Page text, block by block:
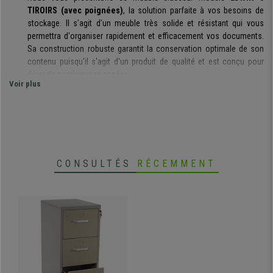
TIROIRS (avec poignées), la solution parfaite à vos besoins de
stockage. Il s'agit d'un meuble très solide et résistant qui vous
permettra d'organiser rapidement et efficacement vos documents.
Sa construction robuste garantit la conservation optimale de son
contenu puisqu'il s'agit d'un produit de qualité et est conçu pour
pendant de nombreuses années.
poignées et serrure.
adaptés au format A4, vous pourrez donc ranger de manière
commode vos classeurs, dossiers et documents.
de produits pour moins de 300€ dans d'autres boutiques.
Voir plus
CONSULTÉS RÉCEMMENT